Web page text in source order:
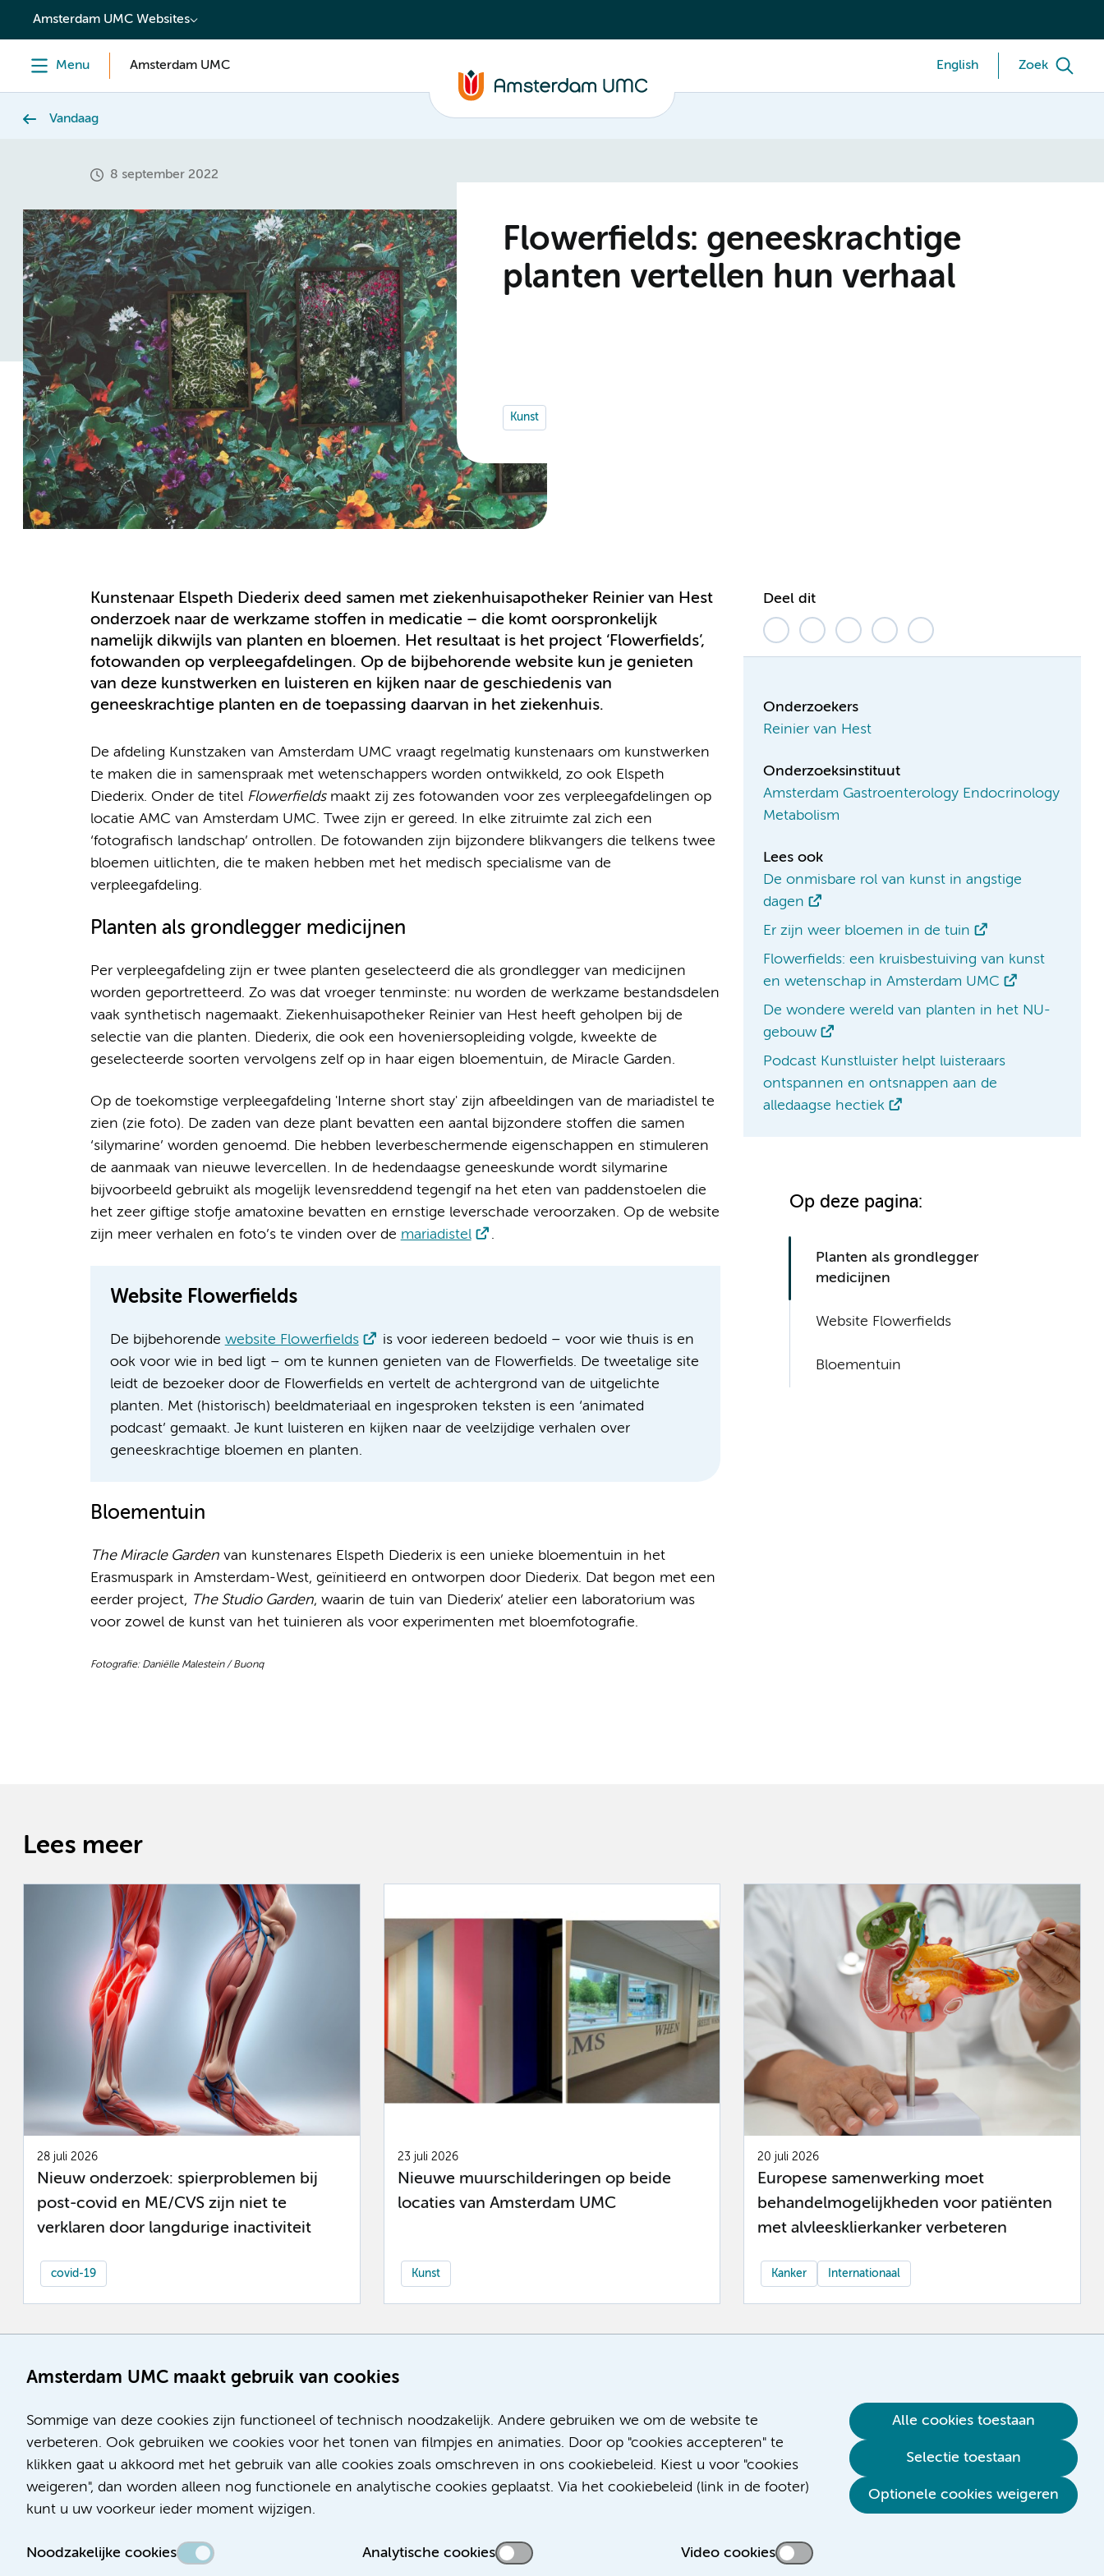
content
Amsterdam UMC maakt gebruik van cookies
Sommige van deze cookies zijn functioneel of technisch noodzakelijk. Andere gebruiken we om de website te
verbeteren. Ook gebruiken we cookies voor het tonen van filmpjes en animaties. Door op "cookies accepteren" te
klikken gaat u akkoord met het gebruik van alle cookies zoals omschreven in ons cookiebeleid. Kiest u voor "cookies
weigeren", dan worden alleen nog functionele en analytische cookies geplaatst. Via het cookiebeleid (link in de footer)
kunt u uw voorkeur ieder moment wijzigen.
Noodzakelijke cookies Analytische cookies Video cookies
Alle cookies toestaan
Selectie toestaan
Optionele cookies weigeren
Amsterdam UMC Websites
Menu Amsterdam UMC English Zoek
Vandaag
8 september 2022
Flowerfields: geneeskrachtige
planten vertellen hun verhaal
Kunst
Kunstenaar Elspeth Diederix deed samen met ziekenhuisapotheker Reinier van Hest
onderzoek naar de werkzame stoffen in medicatie – die komt oorspronkelijk
namelijk dikwijls van planten en bloemen. Het resultaat is het project ‘Flowerfields’,
fotowanden op verpleegafdelingen. Op de bijbehorende website kun je genieten
van deze kunstwerken en luisteren en kijken naar de geschiedenis van
geneeskrachtige planten en de toepassing daarvan in het ziekenhuis.
De afdeling Kunstzaken van Amsterdam UMC vraagt regelmatig kunstenaars om kunstwerken
te maken die in samenspraak met wetenschappers worden ontwikkeld, zo ook Elspeth
Diederix. Onder de titel Flowerfieldsmaakt zij zes fotowanden voor zes verpleegafdelingen op
locatie AMC van Amsterdam UMC. Twee zijn er gereed. In elke zitruimte zal zich een
‘fotografisch landschap’ ontrollen. De fotowanden zijn bijzondere blikvangers die telkens twee
bloemen uitlichten, die te maken hebben met het medisch specialisme van de
verpleegafdeling.
Planten als grondlegger medicijnen
Per verpleegafdeling zijn er twee planten geselecteerd die als grondlegger van medicijnen
worden geportretteerd. Zo was dat vroeger tenminste: nu worden de werkzame bestandsdelen
vaak synthetisch nagemaakt. Ziekenhuisapotheker Reinier van Hest heeft geholpen bij de
selectie van die planten. Diederix, die ook een hoveniersopleiding volgde, kweekte de
geselecteerde soorten vervolgens zelf op in haar eigen bloementuin, de Miracle Garden.
Op de toekomstige verpleegafdeling 'Interne short stay' zijn afbeeldingen van de mariadistel te
zien (zie foto). De zaden van deze plant bevatten een aantal bijzondere stoffen die samen
‘silymarine’ worden genoemd. Die hebben leverbeschermende eigenschappen en stimuleren
de aanmaak van nieuwe levercellen. In de hedendaagse geneeskunde wordt silymarine
bijvoorbeeld gebruikt als mogelijk levensreddend tegengif na het eten van paddenstoelen die
het zeer giftige stofje amatoxine bevatten en ernstige leverschade veroorzaken. Op de website
zijn meer verhalen en foto’s te vinden over de mariadistel .
Website Flowerfields
De bijbehorende website Flowerfields
is voor iedereen bedoeld – voor wie thuis is en
ook voor wie in bed ligt – om te kunnen genieten van de Flowerfields. De tweetalige site
leidt de bezoeker door de Flowerfields en vertelt de achtergrond van de uitgelichte
planten. Met (historisch) beeldmateriaal en ingesproken teksten is een ‘animated
podcast’ gemaakt. Je kunt luisteren en kijken naar de veelzijdige verhalen over
geneeskrachtige bloemen en planten.
Bloementuin
The Miracle Gardenvan kunstenares Elspeth Diederix is een unieke bloementuin in het
Erasmuspark in Amsterdam-West, geïnitieerd en ontworpen door Diederix. Dat begon met een
eerder project, The Studio Garden, waarin de tuin van Diederix’ atelier een laboratorium was
voor zowel de kunst van het tuinieren als voor experimenten met bloemfotografie.
Fotografie: Daniëlle Malestein / Buonq
Deel dit
Onderzoekers
Reinier van Hest
Onderzoeksinstituut
Amsterdam Gastroenterology Endocrinology
Metabolism
Lees ook
De onmisbare rol van kunst in angstige
dagen
Er zijn weer bloemen in de tuin
Flowerfields: een kruisbestuiving van kunst
en wetenschap in Amsterdam UMC
De wondere wereld van planten in het NU-
gebouw
Podcast Kunstluister helpt luisteraars
ontspannen en ontsnappen aan de
alledaagse hectiek
Op deze pagina:
Planten als grondlegger
medicijnen
Website Flowerfields
Bloementuin
Lees meer
28 juli 2026
Nieuw onderzoek: spierproblemen bij
post-covid en ME/CVS zijn niet te
verklaren door langdurige inactiviteit
covid-19
23 juli 2026
Nieuwe muurschilderingen op beide
locaties van Amsterdam UMC
Kunst
20 juli 2026
Europese samenwerking moet
behandelmogelijkheden voor patiënten
met alvleesklierkanker verbeteren
Kanker Internationaal